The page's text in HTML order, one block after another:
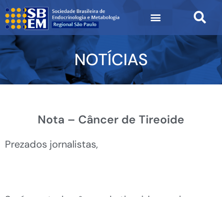
NOTÍCIAS
Nota – Câncer de Tireoide
Prezados jornalistas,